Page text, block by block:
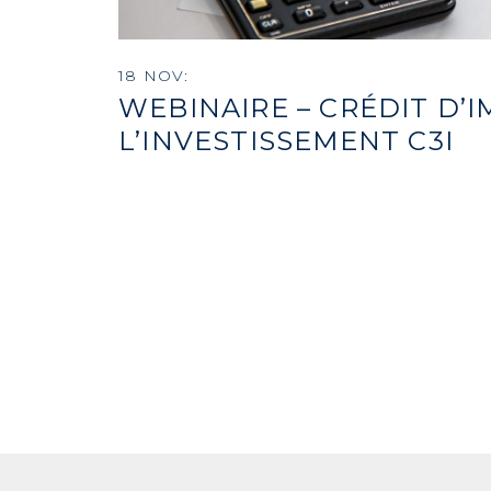
18 NOV:
WEBINAIRE – CRÉDIT
L’INVESTISSEMENT C3I